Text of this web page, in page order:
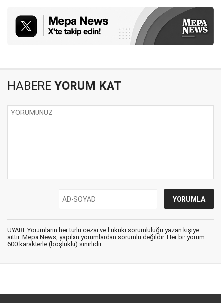
HABERE YORUM KAT
UYARI: Yorumların her türlü cezai ve hukuki sorumluluğu yazan kişiye
aittir. Mepa News, yapılan yorumlardan sorumlu değildir. Her bir yorum
600 karakterle (boşluklu) sınırlıdır.